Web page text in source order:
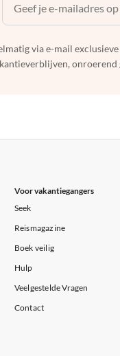
via e-mail
onroerend
Voor vakantiegangers
Seek
Reismagazine
Boek veilig
Hulp
Veelgestelde Vragen
Contact